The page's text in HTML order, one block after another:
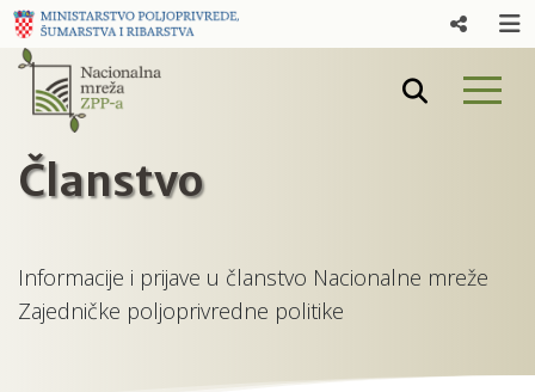
Članstvo
Informacije i prijave u članstvo Nacionalne mreže
Zajedničke poljoprivredne politike